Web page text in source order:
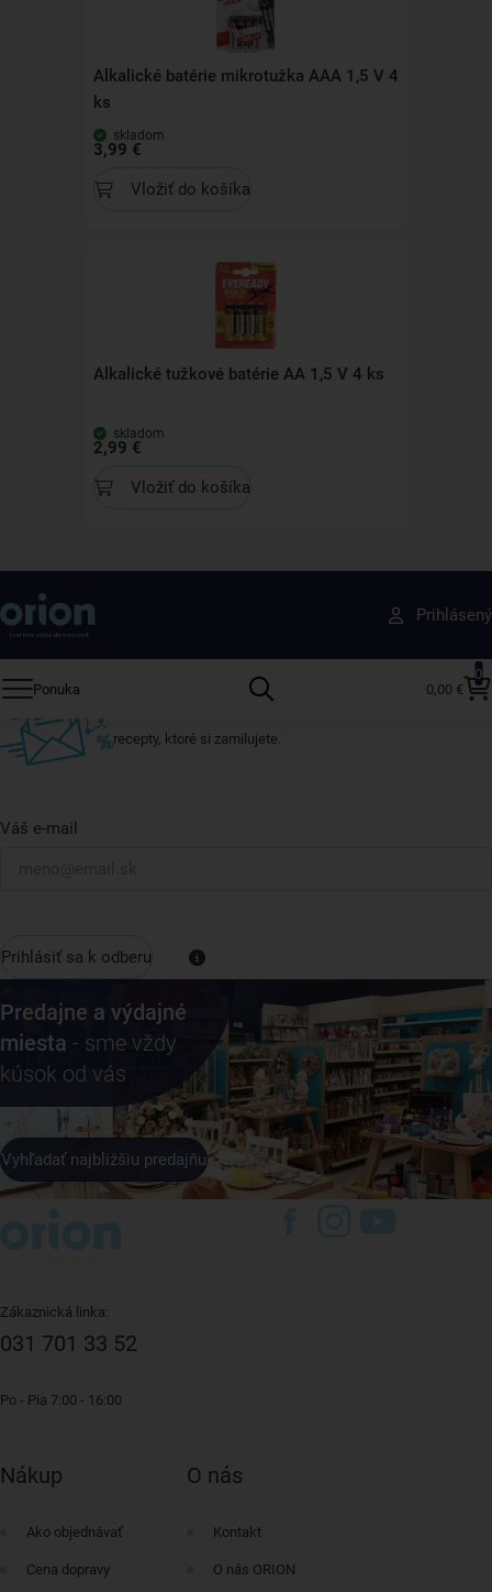
Alkalické batérie mikrotužka AAA 1,5 V 4
ks
skladom
3,99 €
Vložiť do košíka
Alkalické tužkové batérie AA 1,5 V 4 ks
skladom
2,99 €
Vložiť do košíka
Prihlásený
Ponuka
0
0,00 €
Získajte rady, recepty a tipy na zľavy skôr ako
ktokoľvek iný
Prihláste sa k odberu nášho newslettera.
recepty, ktoré si zamilujete.
Váš e-mail
Prihlásiť sa k odberu
Predajne a výdajné
miesta - sme vždy
kúsok od vás
Vyhľadať najbližšiu predajňu
Zákaznická linka:
031 701 33 52
Po - Pia 7:00 - 16:00
Nákup
Ako objednávať
Cena dopravy
O nás
Kontakt
O nás ORION